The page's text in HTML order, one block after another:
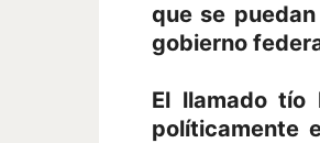
que se
gobierno
El llamado tío
políticamente